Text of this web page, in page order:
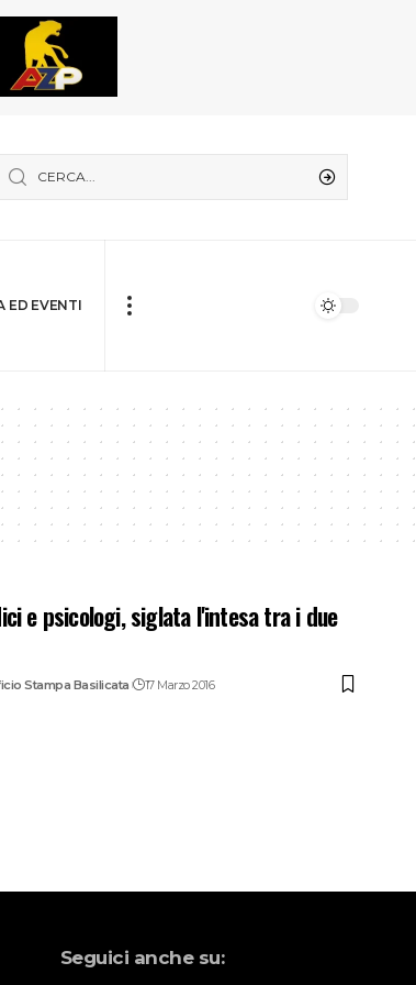
ED EVENTI
e psicologi, siglata l'intesa tra i due
Stampa Basilicata 17 Marzo 2016
Seguici anche su: